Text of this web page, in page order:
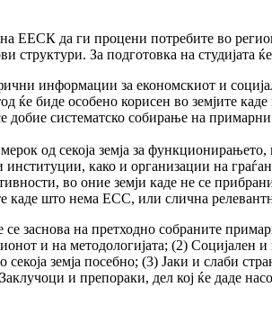
ЕЕСК да ги процени потребите во
структури. За подготовка на студијата
информации за економскиот и
ќе биде особено корисен во земјите
систематско собирање на
од секоја земја за
како и организации на
во оние земји каде не се
каде што нема ЕСС, или слична
заснова на претходно собраните
и на методологијата; (2) Социјален и
земја посебно; (3) Јаки и слаби
и препораки, дел кој ќе даде